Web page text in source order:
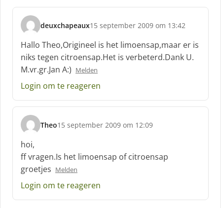
deuxchapeaux
s
c
h
r
e
e
:
15 september 2009 om 13:42
Hallo Theo,Origineel is het limoensap,maar er is
niks tegen citroensap.Het is verbeterd.Dank U.
M.vr.gr.Jan A:) Melden
Login om te reageren
Theo
s
c
h
r
e
e
:
15 september 2009 om 12:09
hoi,
ff vragen.Is het limoensap of citroensap
groetjes Melden
Login om te reageren